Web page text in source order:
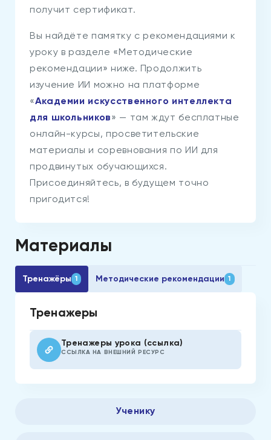
Ученику
получит сертификат.
Вы найдёте памятку с рекомендациями к
уроку в разделе «Методические
рекомендации» ниже. Продолжить
изучение ИИ можно на платформе
«Академии искусственного интеллекта
для школьников» — там ждут бесплатные
онлайн-курсы, просветительские
материалы и соревнования по ИИ для
продвинутых обучающихся.
Присоединяйтесь, в будущем точно
пригодится!
Материалы
Тренажёры 1 Методические рекомендации 1
Тренажеры
Тренажеры урока (ссылка)
ССЫЛКА НА ВНЕШНИЙ РЕСУРС